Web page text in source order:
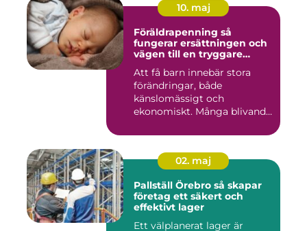
10. maj
Föräldrapenning så
fungerar ersättningen och
vägen till en tryggare
Att få barn innebär stora
förändringar, både
känslomässigt och
ekonomiskt. Många blivande
02. maj
Pallställ Örebro så skapar
företag ett säkert och
effektivt lager
Ett välplanerat lager är